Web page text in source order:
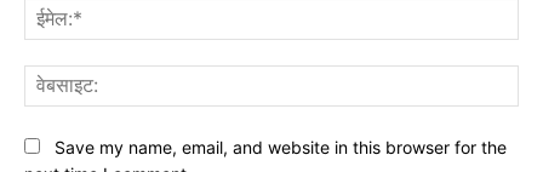
Save my name, email, and website in this browser for the